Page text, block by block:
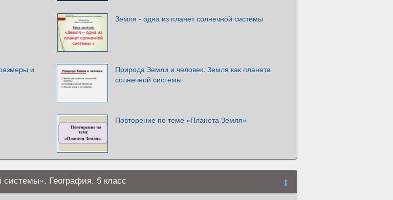
Земля - одна из планет солнечной системы
и
Природа Земли и человек. Земля как планета
солнечной системы
Повторение по теме «Планета Земля»
География. 5 класс